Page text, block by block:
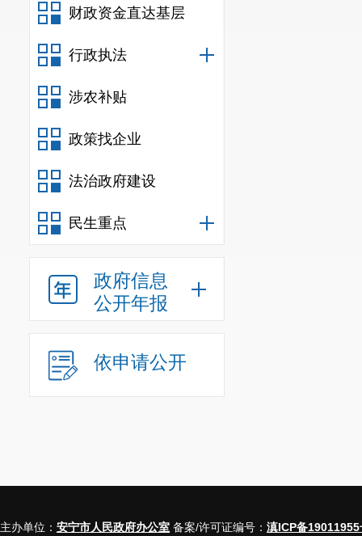
财政资金直达基层
行政执法
涉农补贴
政策找企业
法治政府建设
民生重点
政府信息
公开年报
依申请公开
主办单位： 安宁市人民政府办公室 备案/许可证编号： 滇ICP备